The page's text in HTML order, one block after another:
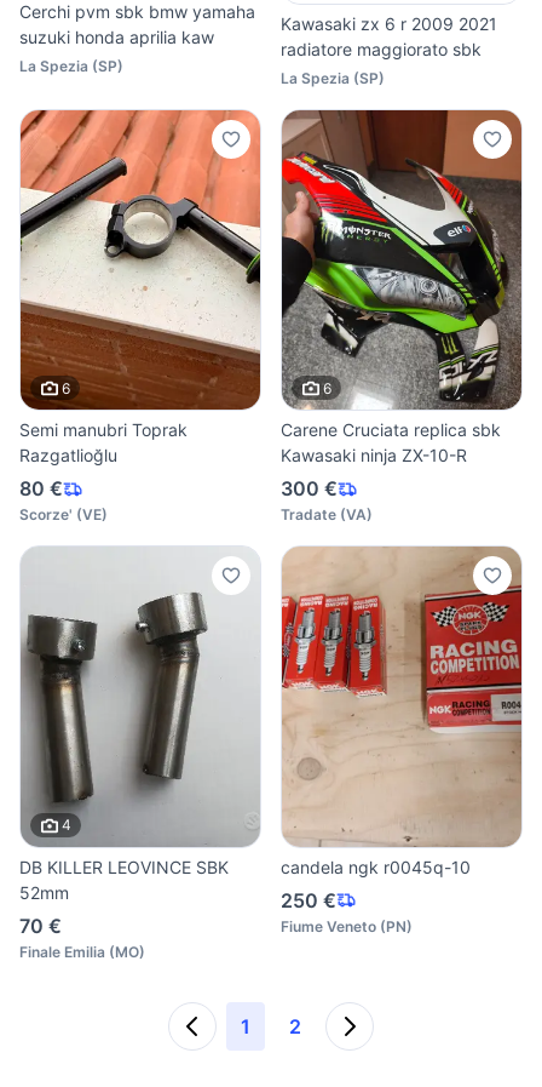
Cerchi pvm sbk bmw yamaha
suzuki honda aprilia kaw
La Spezia (SP)
Kawasaki zx 6 r 2009 2021
radiatore maggiorato sbk
La Spezia (SP)
6
Semi manubri Toprak
Razgatlioğlu
80 €
Scorze' (VE)
6
Carene Cruciata replica sbk
Kawasaki ninja ZX-10-R
300 €
Tradate (VA)
4
DB KILLER LEOVINCE SBK
52mm
70 €
Finale Emilia (MO)
candela ngk r0045q-10
250 €
Fiume Veneto (PN)
1 2